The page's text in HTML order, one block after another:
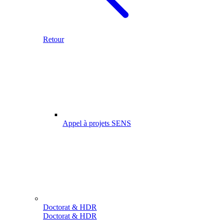
Retour
Appel à projets SENS
Doctorat & HDR
Doctorat & HDR